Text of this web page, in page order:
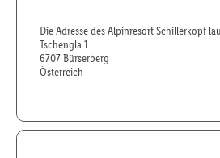
Die Adresse des Alpinresort Schillerkopf
Tschengla 1
6707 Bürserberg
Österreich